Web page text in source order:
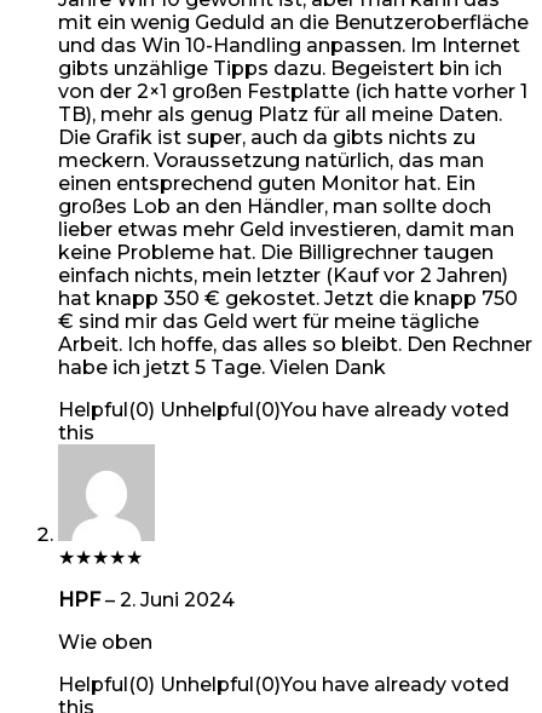
mit ein wenig Geduld an die Benutzeroberfläche
und das Win 10-Handling anpassen. Im Internet
gibts unzählige Tipps dazu. Begeistert bin ich
von der 2×1 großen Festplatte (ich hatte vorher 1
TB), mehr als genug Platz für all meine Daten.
Die Grafik ist super, auch da gibts nichts zu
meckern. Voraussetzung natürlich, das man
einen entsprechend guten Monitor hat. Ein
großes Lob an den Händler, man sollte doch
lieber etwas mehr Geld investieren, damit man
keine Probleme hat. Die Billigrechner taugen
einfach nichts, mein letzter (Kauf vor 2 Jahren)
hat knapp 350 € gekostet. Jetzt die knapp 750
€ sind mir das Geld wert für meine tägliche
Arbeit. Ich hoffe, das alles so bleibt. Den Rechner
habe ich jetzt 5 Tage. Vielen Dank
Helpful(0) Unhelpful(0)You have already voted
this
★★★★★
HPF– 2. Juni 2024
Wie oben
Helpful(0) Unhelpful(0)You have already voted
this